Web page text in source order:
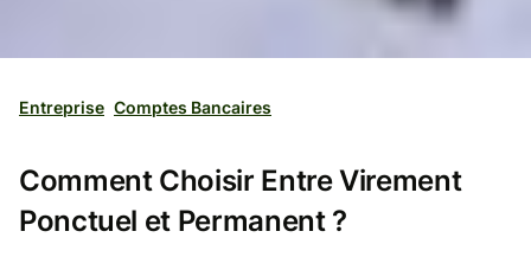
Entreprise Comptes Bancaires
Comment Choisir Entre Virement
Ponctuel et Permanent ?